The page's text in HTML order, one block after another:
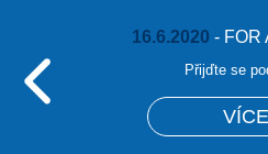
16.6.2020 - FOR
Přijďte se
VÍCE